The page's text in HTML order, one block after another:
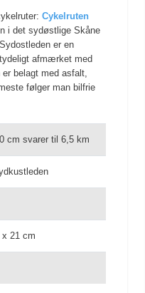
Cykelruten
i det sydøstlige Skåne
er en
afmærket med
belagt med asfalt,
følger man bilfrie
cm svarer til 6,5 km
21 cm